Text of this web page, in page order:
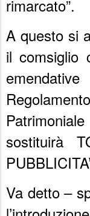
rimarcato”.
A questo si
il comsiglio
sostituirà
Va detto –